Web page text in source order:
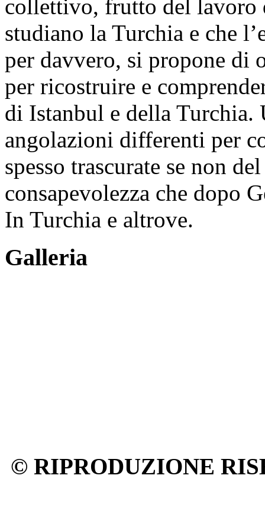
collettivo, frutto del lavoro
studiano la Turchia e che
per davvero, si propone di
per ricostruire e
di Istanbul e della Turchia.
angolazioni differenti per
spesso trascurate se non
consapevolezza che dopo
In Turchia e altrove.
Galleria
© RIPRODUZIONE